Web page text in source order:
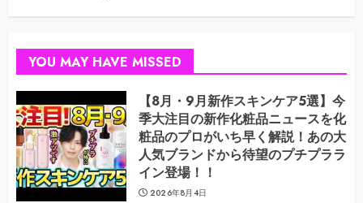
YOU MAY HAVE MISSED
【8月・9月新作スキンケア5選】今
季大注目の新作化粧品ニュースを化
粧品のプロがいち早く解説！あの大
人気ブランドから待望のプチプララ
イン登場！！
2026年8月4日